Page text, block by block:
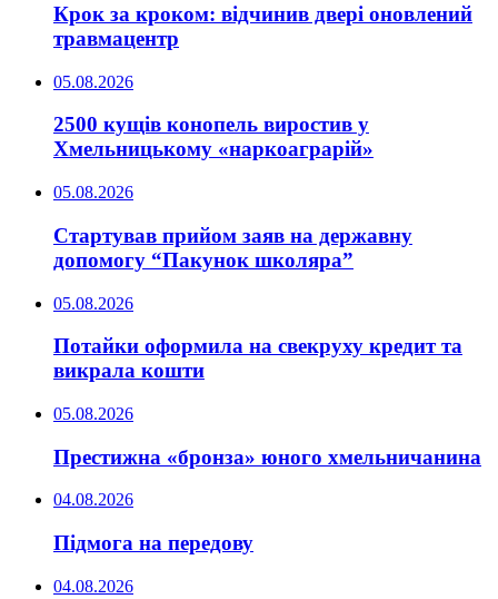
Крок за кроком: відчинив двері оновлений
травмацентр
05.08.2026
2500 кущів конопель виростив у
Хмельницькому «наркоаграрій»
05.08.2026
Стартував прийом заяв на державну
допомогу “Пакунок школяра”
05.08.2026
Потайки оформила на свекруху кредит та
викрала кошти
05.08.2026
Престижна «бронза» юного хмельничанина
04.08.2026
Підмога на передову
04.08.2026